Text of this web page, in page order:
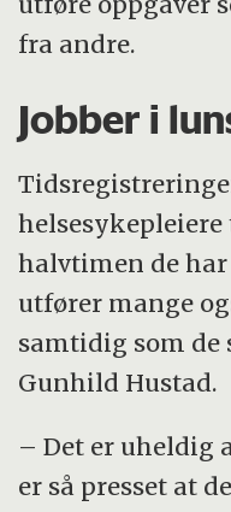
fra andre.
Jobber i
halvtimen de
utfører mange
samtidig som de
Gunhild Hustad.
– Det er uheldig
er så presset at